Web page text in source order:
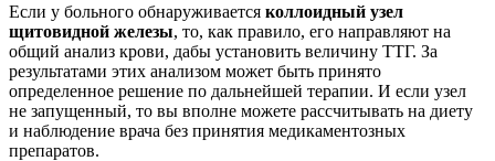
Если у больного обнаруживается коллоидный узел
щитовидной железы, то, как правило, его направляют на
общий анализ крови, дабы установить величину ТТГ. За
результатами этих анализом может быть принято
определенное решение по дальнейшей терапии. И если узел
не запущенный, то вы вполне можете рассчитывать на диету
и наблюдение врача без принятия медикаментозных
препаратов.